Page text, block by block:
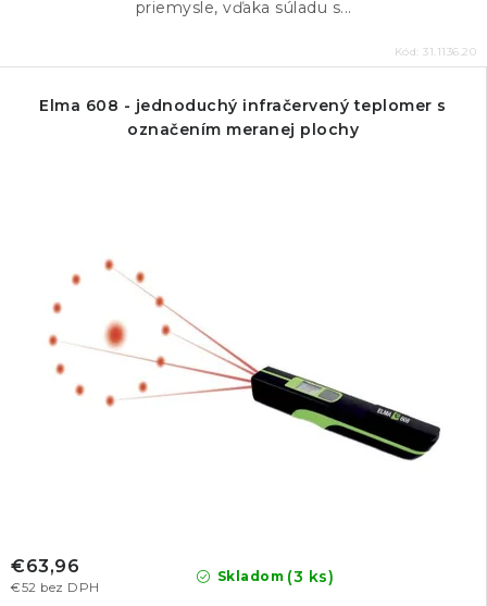
priemysle, vďaka súladu s...
Kód: 31.1136.20
Elma 608 - jednoduchý infračervený teplomer s
označením meranej plochy
Skladom (3 ks)
€52 bez DPH
€63,96